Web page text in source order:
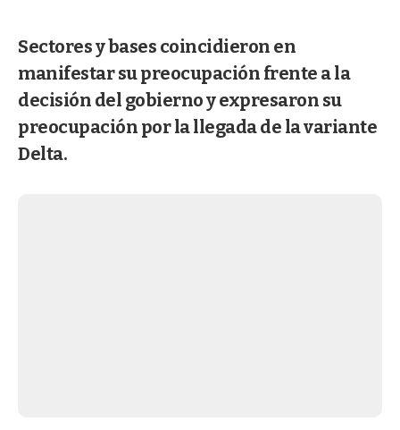
Sectores y bases coincidieron en
manifestar su preocupación frente a la
decisión del gobierno y expresaron su
preocupación por la llegada de la variante
Delta.